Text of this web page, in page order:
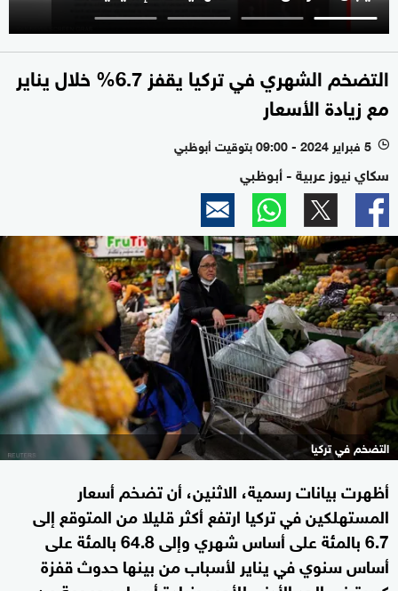
التضخم الشهري في تركيا يقفز 6.7% خلال يناير
مع زيادة الأسعار
l 5 فبراير 2024 - 09:00 بتوقيت أبوظبي
سكاي نيوز عربية - أبوظبي
التضخم في تركيا
أظهرت بيانات رسمية، الاثنين، أن تضخم أسعار
المستهلكين في تركيا ارتفع أكثر قليلا من المتوقع إلى
6.7 بالمئة على أساس شهري وإلى 64.8 بالمئة على
أساس سنوي في يناير لأسباب من بينها حدوث قفزة